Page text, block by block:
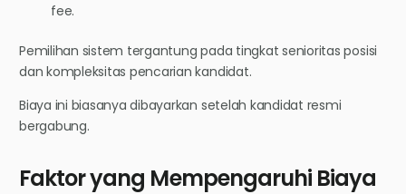
fee.
Pemilihan sistem tergantung pada tingkat senioritas posisi
dan kompleksitas pencarian kandidat.
Biaya ini biasanya dibayarkan setelah kandidat resmi
bergabung.
Faktor yang Mempengaruhi Biaya